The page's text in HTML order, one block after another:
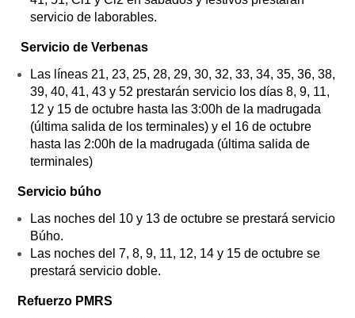
servicio de laborables.
Servicio de Verbenas
Las líneas 21, 23, 25, 28, 29, 30, 32, 33, 34, 35, 36, 38,
39, 40, 41, 43 y 52 prestarán servicio los días 8, 9, 11,
12 y 15 de octubre hasta las 3:00h de la madrugada
(última salida de los terminales) y el 16 de octubre
hasta las 2:00h de la madrugada (última salida de
terminales)
Servicio búho
Las noches del 10 y 13 de octubre se prestará servicio
Búho.
Las noches del 7, 8, 9, 11, 12, 14 y 15 de octubre se
prestará servicio doble.
Refuerzo PMRS